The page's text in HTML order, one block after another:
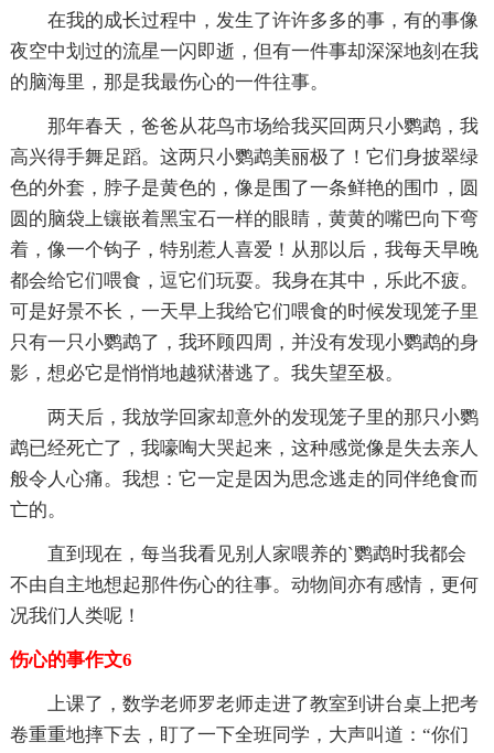
在我的成长过程中，发生了许许多多的事，有的事像
夜空中划过的流星一闪即逝，但有一件事却深深地刻在我
的脑海里，那是我最伤心的一件往事。
那年春天，爸爸从花鸟市场给我买回两只小鹦鹉，我
高兴得手舞足蹈。这两只小鹦鹉美丽极了！它们身披翠绿
色的外套，脖子是黄色的，像是围了一条鲜艳的围巾，圆
圆的脑袋上镶嵌着黑宝石一样的眼睛，黄黄的嘴巴向下弯
着，像一个钩子，特别惹人喜爱！从那以后，我每天早晚
都会给它们喂食，逗它们玩耍。我身在其中，乐此不疲。
可是好景不长，一天早上我给它们喂食的时候发现笼子里
只有一只小鹦鹉了，我环顾四周，并没有发现小鹦鹉的身
影，想必它是悄悄地越狱潜逃了。我失望至极。
两天后，我放学回家却意外的发现笼子里的那只小鹦
鹉已经死亡了，我嚎啕大哭起来，这种感觉像是失去亲人
般令人心痛。我想：它一定是因为思念逃走的同伴绝食而
亡的。
直到现在，每当我看见别人家喂养的`鹦鹉时我都会
不由自主地想起那件伤心的往事。动物间亦有感情，更何
况我们人类呢！
伤心的事作文6
上课了，数学老师罗老师走进了教室到讲台桌上把考
卷重重地摔下去，盯了一下全班同学，大声叫道：“你们